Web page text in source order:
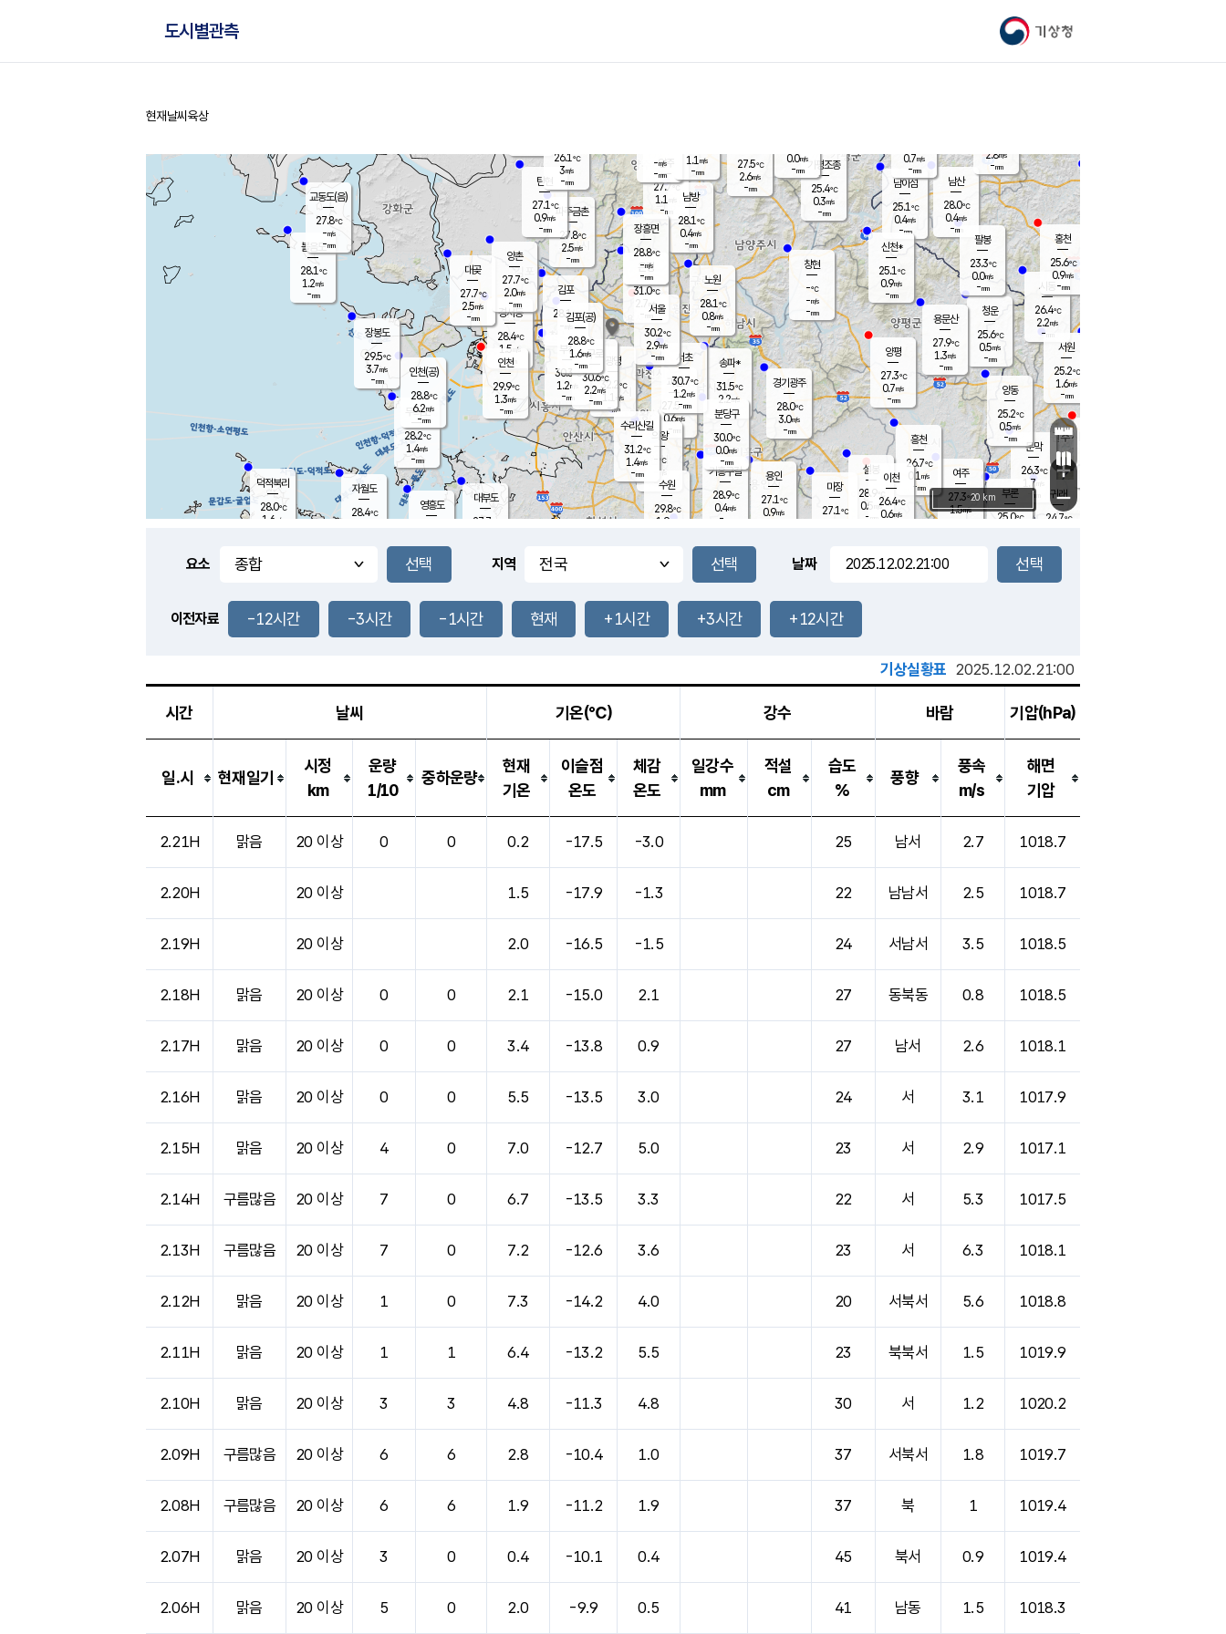
기상청
도시별관측
홈
현재날씨 육상
풍도
0.7m/s
문막
26.3℃
1.7m/s
mm
남이섬
25.1℃
0.4m/s
-mm
무의도
28.2℃
1.4m/s
-mm
영흥도
볼음도
28.1℃
1.2m/s
-mm
자월도
28.4℃
양주
27.7℃
1.1
-mm
부론
25.0℃
과천
27.5℃
0.6m/s
- mm
남산
28.0℃
0.4m/s
-mm
장봉도
29.5℃
3.7m/s
-mm
-mm
청운
25.6℃
0.5m/s
-mm
팔봉
23.3℃
0.0m/s
-mm
-mm
용인
27.1℃
0.9m/s
여주
27.3℃
1.5m/s
양동
25.2℃
0.5m/s
-mm
경기광주
28.0℃
3.0m/s
-mm
장호원
0.7m/s
-mm
27.6
℃
대부도
27.7
-
경서동
28.4℃
1.5 m/s
-mm
파주금촌
27.8℃
2.5m/s
-mm
가평조종
25.4℃
0.3m/s
-mm
27.5℃
2.6m/s
-mm
대곶
27.7℃
2.5m/s
-mm
신천*
25.1℃
0.9m/s
-mm
창현
-℃
-m/s
-mm
탄현
27.1℃
0.9m/s
-mm
0.0m/s
-mm
29.3℃
0.6m/s
-mm
흥천
26.7℃
0.1 m/s
-mm
마장
27.1℃
의왕
- ℃
m/s
mm
김포
28.1℃
-m/s
mm
설봉
28.9
0.5 m/s
- mm
광명
32.2 ℃
1.1 m/s
-mm
부천
30.3℃
1.2m/s
-mm
-mm
양촌
27.7℃
2.0m/s
-mm
구로
30.6℃
2.2m/s
-mm
은평
31.0℃
2.7 m/s
- mm
노원
28.1℃
0.8m/s
-mm
송파*
31.5℃
2.2m/s
-mm
서초
30.7℃
1.2m/s
-mm
남방
28.1℃
0.4m/s
-mm
기흥구갈
28.9℃
0.4m/s
-
수리산길
31.2℃
1.4m/s
-mm
분당구
30.0℃
0.0m/s
-mm
장흥면
28.8℃
-m/s
-mm
-m/s
-mm
시동
26.4℃
2.2m/s
- mm
귀래
24.7℃
서원
25.2℃
1.6m/s
-mm
용문산
27.9℃
1.3m/s
-mm
덕적북리
28.0℃
1.6 m/s
인천(공)
28.8℃
6.2m/s
-mm
김포(공)
28.8℃
1.6m/s
-mm
교동도(음)
27.8℃
-m/s
-mm
홍천
25.6℃
0.9m/s
-mm
이천
26.4℃
0.6m/s
양평
27.3℃
0.7m/s
-mm
수원
29.8℃
1.9m/s
인천
29.9℃
1.3m/s
-mm
서울
30.2℃
2.9m/s
-mm
2.8m/s
-mm
26.1℃
3m/s
-mm
1.1 m/s
-mm
+
−
20 km
요소 지역 날짜
이전자료 -12시간 -3시간 -1시간 현재 +1시간 +3시간 +12시간
기상실황표 2025.12.02.21:00
시간 날씨 기온(℃) 강수 바람 기압(hPa)
일.시 현재일기
시정
km
운량
1/10
중하운량
현재
기온
이슬점
온도
체감
온도
일강수
mm
적설
cm
습도
%
풍향
풍속
m/s
해면
기압
2.21H 맑음 20 이상 0 0 0.2 -17.5 -3.0 25 남서 2.7 1018.7
2.20H 20 이상 1.5 -17.9 -1.3 22 남남서 2.5 1018.7
2.19H 20 이상 2.0 -16.5 -1.5 24 서남서 3.5 1018.5
2.18H 맑음 20 이상 0 0 2.1 -15.0 2.1 27 동북동 0.8 1018.5
2.17H 맑음 20 이상 0 0 3.4 -13.8 0.9 27 남서 2.6 1018.1
2.16H 맑음 20 이상 0 0 5.5 -13.5 3.0 24 서 3.1 1017.9
2.15H 맑음 20 이상 4 0 7.0 -12.7 5.0 23 서 2.9 1017.1
2.14H 구름많음 20 이상 7 0 6.7 -13.5 3.3 22 서 5.3 1017.5
2.13H 구름많음 20 이상 7 0 7.2 -12.6 3.6 23 서 6.3 1018.1
2.12H 맑음 20 이상 1 0 7.3 -14.2 4.0 20 서북서 5.6 1018.8
2.11H 맑음 20 이상 1 1 6.4 -13.2 5.5 23 북북서 1.5 1019.9
2.10H 맑음 20 이상 3 3 4.8 -11.3 4.8 30 서 1.2 1020.2
2.09H 구름많음 20 이상 6 6 2.8 -10.4 1.0 37 서북서 1.8 1019.7
2.08H 구름많음 20 이상 6 6 1.9 -11.2 1.9 37 북 1 1019.4
2.07H 맑음 20 이상 3 0 0.4 -10.1 0.4 45 북서 0.9 1019.4
2.06H 맑음 20 이상 5 0 2.0 -9.9 0.5 41 남동 1.5 1018.3